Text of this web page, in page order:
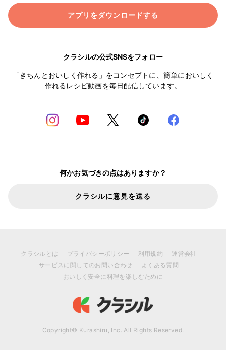
アプリをダウンロードする
クラシルの公式SNSをフォロー
「きちんとおいしく作れる」をコンセプトに、簡単においしく
作れるレシピ動画を毎日配信しています。
何かお気づきの点はありますか？
クラシルに意見を送る
クラシルとは プライバシーポリシー 利用規約
運営会社
サービスに関してのお問い合わせ
よくある質問
おいしく安全に料理を楽しむために
Copyright© Kurashiru, Inc. All Rights Reserved.